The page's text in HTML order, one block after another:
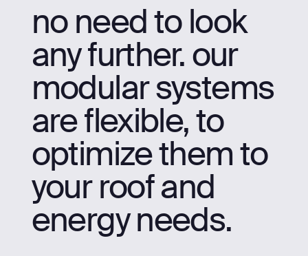
no need to look
any further. our
modular systems
are flexible, to
optimize them to
your roof and
energy needs.